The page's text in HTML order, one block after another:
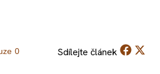
0 Sdílejte článek